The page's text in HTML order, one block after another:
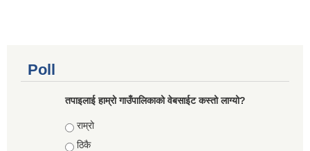
Poll
तपाइलाई हाम्रो गाउँपालिकाको वेबसाईट कस्तो लाग्यो?
Choices
राम्रो
ठिकै